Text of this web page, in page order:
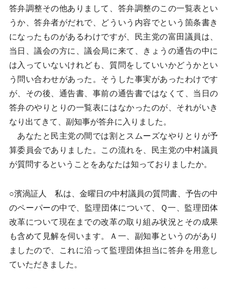
答弁調整その他ありまして、答弁調整のこの一覧表とい
うか、答弁者がだれで、どういう内容でという箇条書き
になったものがあるわけですが、民主党の富田議員は、
当日、議会の方に、議会局に来て、きょうの通告の中に
は入っていないけれども、質問をしていいかどうかとい
う問い合わせがあった。そうした事実があったわけです
が、その後、通告書、事前の通告書ではなくて、当日の
答弁のやりとりの一覧表にはなかったのが、それがいき
なり出てきて、副知事が答弁に入りました。
あなたと民主党の間では割とスムーズなやりとりが予
算委員会でありました。この流れを、民主党の中村議員
が質問するということをあなたは知っておりましたか。
○濱渦証人 私は、金曜日の中村議員の質問書、予告の中
のペーパーの中で、監理団体について、Ｑ一、監理団体
改革について現在までの改革の取り組み状況とその成果
も含めて見解を伺います。Ａ一、副知事というのがあり
ましたので、これに沿って監理団体担当に答弁を用意し
ていただきました。